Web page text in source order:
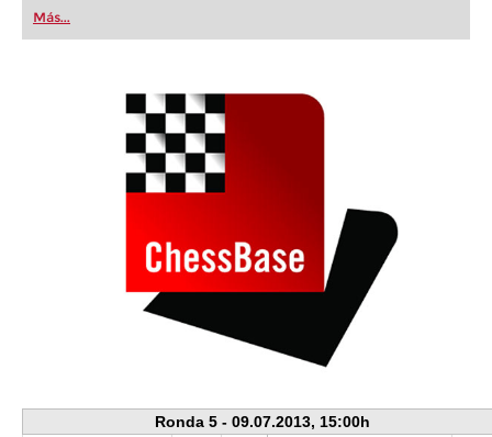
first steps into the world of club chess, or already
playing at a tournament level: with FRITZ, you can
train more efficiently, intelligently and with a
Más...
Ronda 5 - 09.07.2013, 15:00h